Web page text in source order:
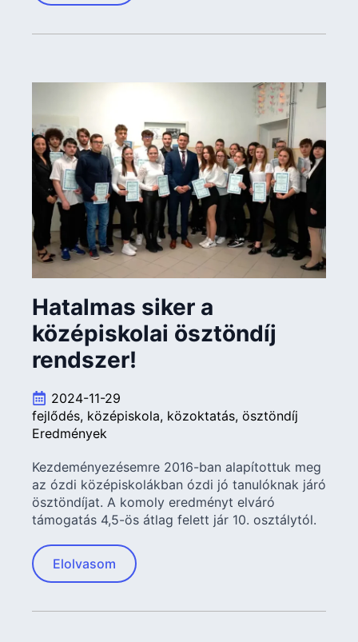
Hatalmas siker a
középiskolai ösztöndíj
rendszer!
2024-11-29
fejlődés középiskola közoktatás ösztöndíj
Eredmények
Kezdeményezésemre 2016-ban alapítottuk meg
az ózdi középiskolákban ózdi jó tanulóknak járó
ösztöndíjat. A komoly eredményt elváró
támogatás 4,5-ös átlag felett jár 10. osztálytól.
Elolvasom